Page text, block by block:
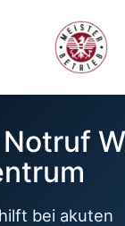
bei akuten